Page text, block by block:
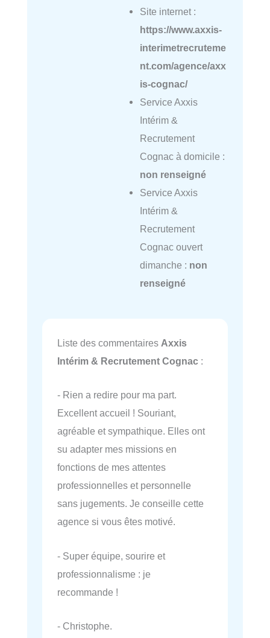
Site internet :
https://www.axxis-
interimetrecruteme
nt.com/agence/axx
is-cognac/
Service Axxis
Intérim &
Recrutement
Cognac à domicile :
non renseigné
Service Axxis
Intérim &
Recrutement
Cognac ouvert
dimanche : non
renseigné
Liste des commentaires Axxis
Intérim & Recrutement Cognac :
- Rien a redire pour ma part.
Excellent accueil ! Souriant,
agréable et sympathique. Elles ont
su adapter mes missions en
fonctions de mes attentes
professionnelles et personnelle
sans jugements. Je conseille cette
agence si vous êtes motivé.
- Super équipe, sourire et
professionnalisme : je
recommande !
- Christophe.